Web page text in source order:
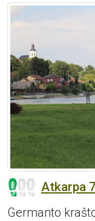
Atkarpa
Germanto